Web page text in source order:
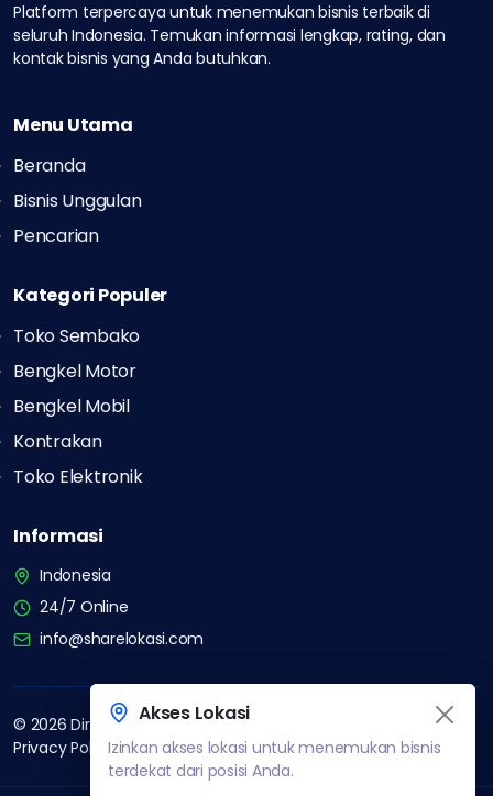
Platform terpercaya untuk menemukan bisnis terbaik di
seluruh Indonesia. Temukan informasi lengkap, rating, dan
kontak bisnis yang Anda butuhkan.
Menu Utama
Beranda
Bisnis Unggulan
Pencarian
Kategori Populer
Toko Sembako
Bengkel Motor
Bengkel Mobil
Kontrakan
Toko Elektronik
Informasi
Indonesia
24/7 Online
info@sharelokasi.com
© 2026 Direktori Bisnis Indonesia. All rights reserved.
Privacy PolicyTerms of ServiceAbout UsContact
Akses Lokasi
Izinkan akses lokasi untuk menemukan bisnis
terdekat dari posisi Anda.
Akses Lokasi
Izinkan akses lokasi untuk menemukan bisnis
terdekat dari posisi Anda.